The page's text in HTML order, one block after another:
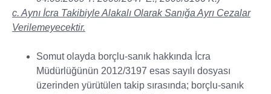
c. Aynı İcra Takibiyle Alakalı Olarak Sanığa Ayrı Cezalar
Verilemeyecektir.
Somut olayda borçlu-sanık hakkında İcra
Müdürlüğünün 2012/3197 esas sayılı dosyası
üzerinden yürütülen takip sırasında; borçlu-sanık